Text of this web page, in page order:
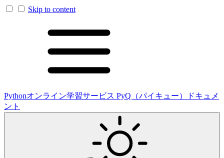
Skip to content
Pythonオンライン学習サービス PyQ（パイキュー）ドキュメ
ント